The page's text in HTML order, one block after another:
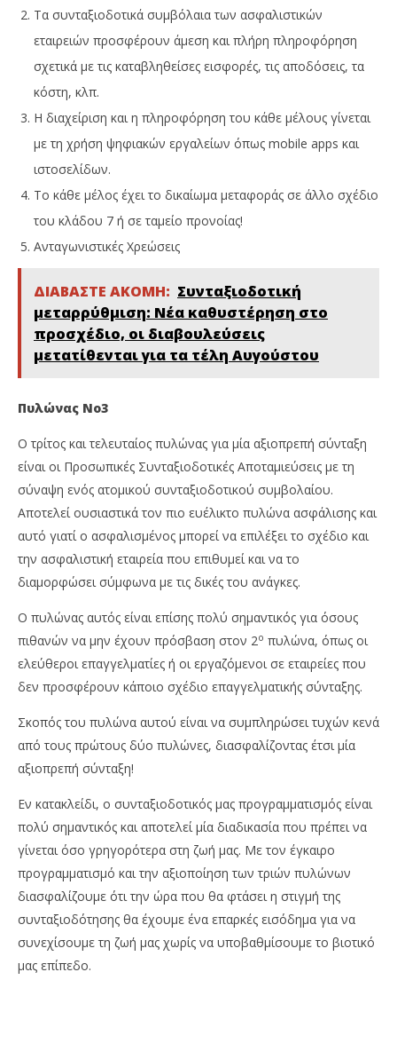
Τα συνταξιοδοτικά συμβόλαια των ασφαλιστικών
εταιρειών προσφέρουν άμεση και πλήρη πληροφόρηση
σχετικά με τις καταβληθείσες εισφορές, τις αποδόσεις, τα
κόστη, κλπ.
Η διαχείριση και η πληροφόρηση του κάθε μέλους γίνεται
με τη χρήση ψηφιακών εργαλείων όπως mobile apps και
ιστοσελίδων.
Το κάθε μέλος έχει το δικαίωμα μεταφοράς σε άλλο σχέδιο
του κλάδου 7 ή σε ταμείο προνοίας!
Ανταγωνιστικές Χρεώσεις
ΔΙΑΒΑΣΤΕ ΑΚΟΜΗ: Συνταξιοδοτική
μεταρρύθμιση: Νέα καθυστέρηση στο
προσχέδιο, οι διαβουλεύσεις
μετατίθενται για τα τέλη Αυγούστου
Πυλώνας Νο3
Ο τρίτος και τελευταίος πυλώνας για μία αξιοπρεπή σύνταξη
είναι οι Προσωπικές Συνταξιοδοτικές Αποταμιεύσεις με τη
σύναψη ενός ατομικού συνταξιοδοτικού συμβολαίου.
Αποτελεί ουσιαστικά τον πιο ευέλικτο πυλώνα ασφάλισης και
αυτό γιατί ο ασφαλισμένος μπορεί να επιλέξει το σχέδιο και
την ασφαλιστική εταιρεία που επιθυμεί και να το
διαμορφώσει σύμφωνα με τις δικές του ανάγκες.
Ο πυλώνας αυτός είναι επίσης πολύ σημαντικός για όσους
πιθανών να μην έχουν πρόσβαση στον 2ο πυλώνα, όπως οι
ελεύθεροι επαγγελματίες ή οι εργαζόμενοι σε εταιρείες που
δεν προσφέρουν κάποιο σχέδιο επαγγελματικής σύνταξης.
Σκοπός του πυλώνα αυτού είναι να συμπληρώσει τυχών κενά
από τους πρώτους δύο πυλώνες, διασφαλίζοντας έτσι μία
αξιοπρεπή σύνταξη!
Εν κατακλείδι, ο συνταξιοδοτικός μας προγραμματισμός είναι
πολύ σημαντικός και αποτελεί μία διαδικασία που πρέπει να
γίνεται όσο γρηγορότερα στη ζωή μας. Με τον έγκαιρο
προγραμματισμό και την αξιοποίηση των τριών πυλώνων
διασφαλίζουμε ότι την ώρα που θα φτάσει η στιγμή της
συνταξιοδότησης θα έχουμε ένα επαρκές εισόδημα για να
συνεχίσουμε τη ζωή μας χωρίς να υποβαθμίσουμε το βιοτικό
μας επίπεδο.